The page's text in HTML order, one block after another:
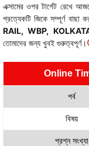
এক্সামের ওপর টার্গেট রেখে
প্রত্যেকটি জিকে সম্পূর্ণ বাছা
RAIL, WBP,
তোমাদের জন্য খুবই গুরুত্বপূর্ণ।
Online
পর্ব
বিষয়
প্রশ্ন সংখ্যা